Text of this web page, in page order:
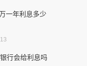
一年利息多少
行会给利息吗